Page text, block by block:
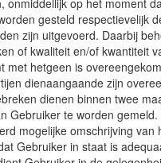
onmiddellijk op het moment
gesteld respectievelijk
zijn uitgevoerd. Daarbij
of kwaliteit en/of kwantiteit
met hetgeen is
dienaangaande zijn
dienen binnen twee
Gebruiker te worden
mogelijke omschrijving van
Gebruiker in staat is